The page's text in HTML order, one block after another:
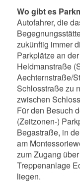
Wo gibt es
Autofahrer, die
zukünftig immer
Parkplätze an
Heldmanstraße
Aechternstraße/
Schlosstraße zu
zwischen
Für den Besuch
(Zeitzonen-)
Begastraße, in
am
zum Zugang
Treppenanlage
liegen.